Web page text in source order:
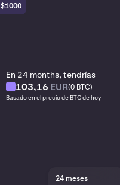
$1000
En 24 months, tendrías
103,16 EUR(0 BTC)
Basado en el precio de BTC de hoy
24meses